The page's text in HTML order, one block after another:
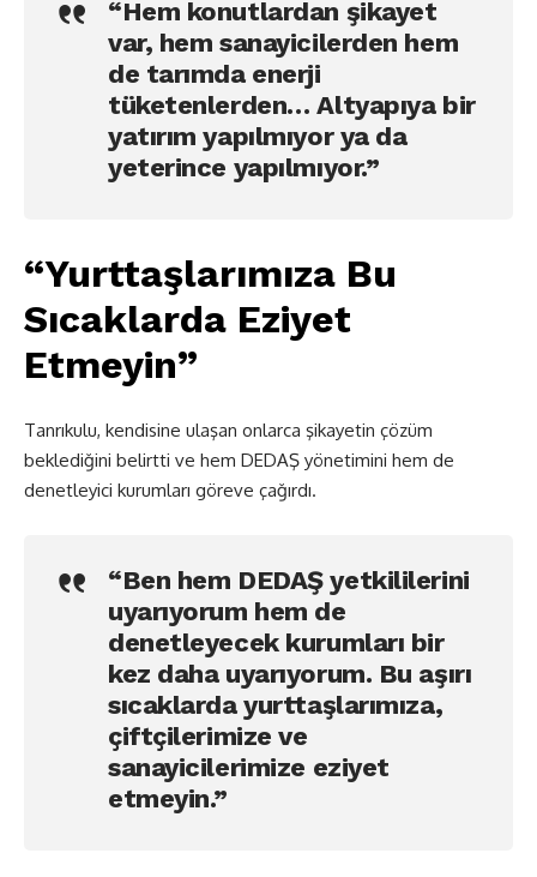
“Hem konutlardan şikayet
var, hem sanayicilerden hem
de tarımda enerji
tüketenlerden… Altyapıya bir
yatırım yapılmıyor ya da
yeterince yapılmıyor.”
“Yurttaşlarımıza Bu
Sıcaklarda Eziyet
Etmeyin”
Tanrıkulu, kendisine ulaşan onlarca şikayetin çözüm
beklediğini belirtti ve hem DEDAŞ yönetimini hem de
denetleyici kurumları göreve çağırdı.
“Ben hem DEDAŞ yetkililerini
uyarıyorum hem de
denetleyecek kurumları bir
kez daha uyarıyorum. Bu aşırı
sıcaklarda yurttaşlarımıza,
çiftçilerimize ve
sanayicilerimize eziyet
etmeyin.”